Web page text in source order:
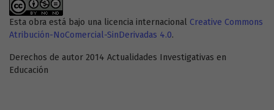
Esta obra está bajo una licencia internacional Creative Commons
Atribución-NoComercial-SinDerivadas 4.0.
Derechos de autor 2014 Actualidades Investigativas en
Educación